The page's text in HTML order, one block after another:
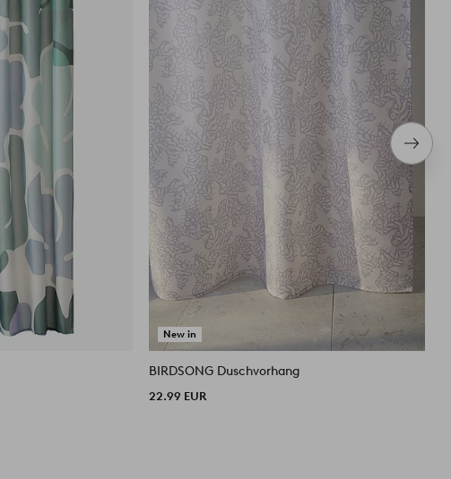
New in
BIRDSONG Duschvorhang
22.99 EUR